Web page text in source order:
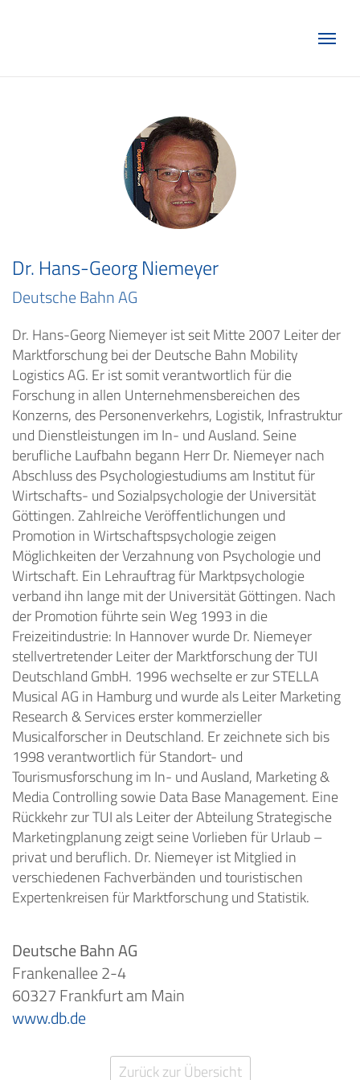
Dr. Hans-Georg Niemeyer
Deutsche Bahn AG
Dr. Hans-Georg Niemeyer ist seit Mitte 2007 Leiter der
Marktforschung bei der Deutsche Bahn Mobility
Logistics AG. Er ist somit verantwortlich für die
Forschung in allen Unternehmensbereichen des
Konzerns, des Personenverkehrs, Logistik, Infrastruktur
und Dienstleistungen im In- und Ausland. Seine
berufliche Laufbahn begann Herr Dr. Niemeyer nach
Abschluss des Psychologiestudiums am Institut für
Wirtschafts- und Sozialpsychologie der Universität
Göttingen. Zahlreiche Veröffentlichungen und
Promotion in Wirtschaftspsychologie zeigen
Möglichkeiten der Verzahnung von Psychologie und
Wirtschaft. Ein Lehrauftrag für Marktpsychologie
verband ihn lange mit der Universität Göttingen. Nach
der Promotion führte sein Weg 1993 in die
Freizeitindustrie: In Hannover wurde Dr. Niemeyer
stellvertretender Leiter der Marktforschung der TUI
Deutschland GmbH. 1996 wechselte er zur STELLA
Musical AG in Hamburg und wurde als Leiter Marketing
Research & Services erster kommerzieller
Musicalforscher in Deutschland. Er zeichnete sich bis
1998 verantwortlich für Standort- und
Tourismusforschung im In- und Ausland, Marketing &
Media Controlling sowie Data Base Management. Eine
Rückkehr zur TUI als Leiter der Abteilung Strategische
Marketingplanung zeigt seine Vorlieben für Urlaub –
privat und beruflich. Dr. Niemeyer ist Mitglied in
verschiedenen Fachverbänden und touristischen
Expertenkreisen für Marktforschung und Statistik.
Deutsche Bahn AG
Frankenallee 2-4
60327 Frankfurt am Main
www.db.de
Zurück zur Übersicht